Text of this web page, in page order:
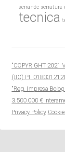
serrande serratura
tecnica
"COPYRIGHT 2021
(BO) P.I.
"Reg. Impresa
3.500.000 €
Privacy Policy